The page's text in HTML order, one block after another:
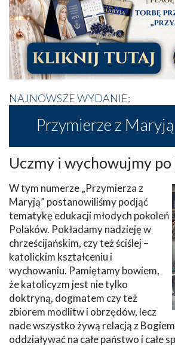
NAJNOWSZE WYDANIE:
Przymierze z Maryją
Uczmy i wychowujmy
W tym numerze „Przymierza z
Maryją” postanowiliśmy podjąć
tematykę edukacji młodych pokoleń
Polaków. Pokładamy nadzieję w
chrześcijańskim, czy też ściślej –
katolickim kształceniu i
wychowaniu. Pamiętamy bowiem,
że katolicyzm jest nie tylko
doktryną, dogmatem czy też
zbiorem modlitw i obrzędów, lecz
nade wszystko żywą relacją z
oddziaływać na całe państwo i całe